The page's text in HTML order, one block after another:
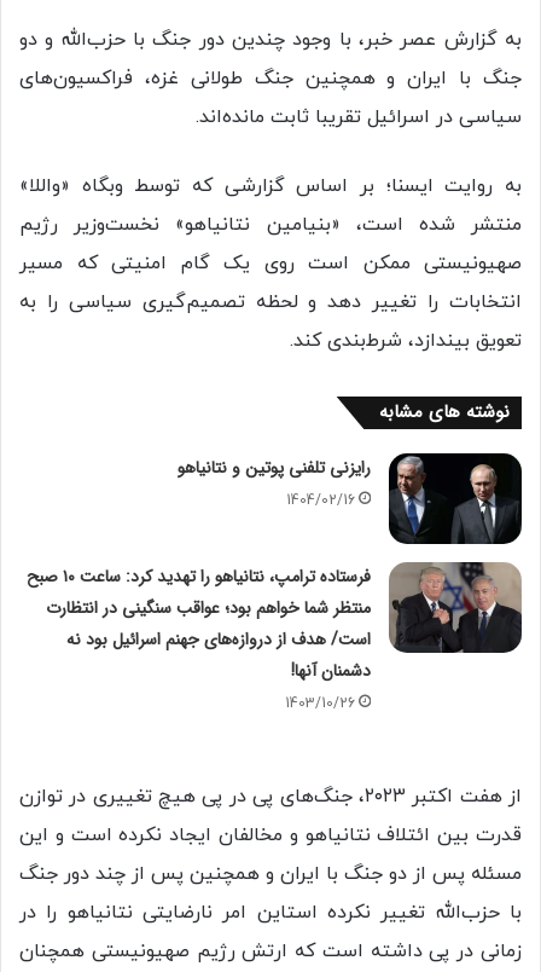
به گزارش عصر خبر، با وجود چندین دور جنگ با حزب‌الله و دو
جنگ با ایران و همچنین جنگ طولانی غزه، فراکسیون‌های
سیاسی در اسرائیل تقریبا ثابت مانده‌اند.
به روایت ایسنا؛ بر اساس گزارشی که توسط وبگاه «واللا»
منتشر شده است، «بنیامین نتانیاهو» نخست‌وزیر رژیم
صهیونیستی ممکن است روی یک گام امنیتی که مسیر
انتخابات را تغییر دهد و لحظه تصمیم‌گیری سیاسی را به
تعویق بیندازد، شرط‌بندی کند.
نوشته های مشابه
رایزنی تلفنی پوتین و نتانیاهو
1404/02/16
فرستاده ترامپ، نتانیاهو را تهدید کرد: ساعت ۱۰ صبح
منتظر شما خواهم بود؛ عواقب سنگینی در انتظارت
است/ هدف از دروازه‌های جهنم اسرائیل بود نه
دشمنان آنها!
1403/10/26
از هفت اکتبر ۲۰۲۳، جنگ‌های پی در پی هیچ تغییری در توازن
قدرت بین ائتلاف نتانیاهو و مخالفان ایجاد نکرده است و این
مسئله پس از دو جنگ با ایران و همچنین پس از چند دور جنگ
با حزب‌الله تغییر نکرده استاین امر نارضایتی نتانیاهو را در
زمانی در پی داشته است که ارتش رژیم صهیونیستی همچنان